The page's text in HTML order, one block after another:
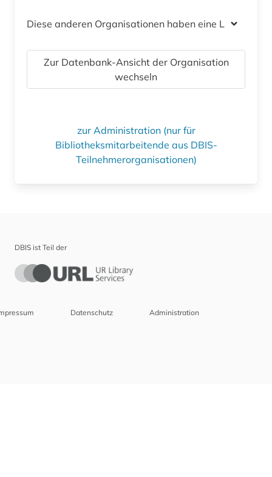
Diese anderen Organisationen haben eine Lizenz
Zur Datenbank-Ansicht der Organisation
wechseln
zur Administration (nur für
Bibliotheksmitarbeitende aus DBIS-
Teilnehmerorganisationen)
DBIS ist Teil der
Datenschutz Administration